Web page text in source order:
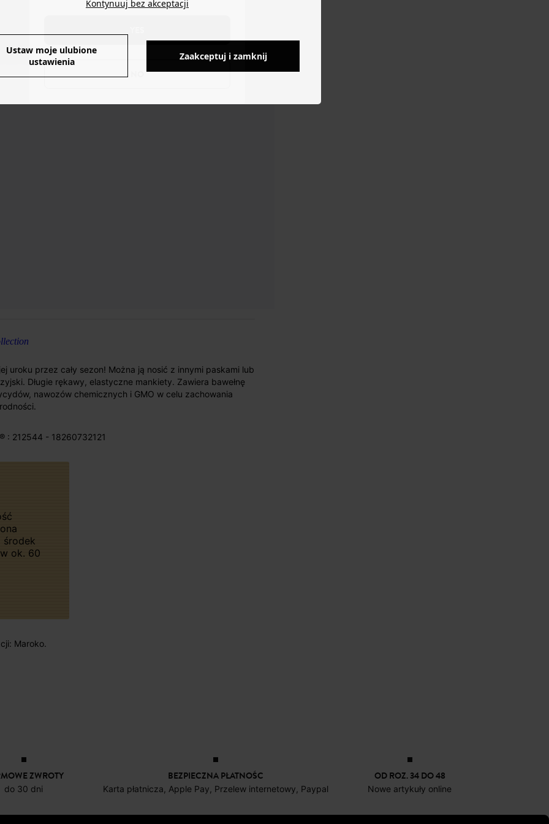
uroku przez cały sezon! Można ją nosić z innymi paskami lub
Długie rękawy, elastyczne mankiety. Zawiera bawełnę
nawozów chemicznych i GMO w celu zachowania
: 212544 - 18260732121
środek
ok. 60
Maroko.
ZWROTY
do 30 dni
BEZPIECZNA PŁATNOŚC
Karta płatnicza, Apple Pay, Przelew internetowy, Paypal
OD ROZ. 34 DO 48
Nowe artykuły online
Kontynuuj bez akceptacji
Ustaw moje ulubione
ustawienia
Zaakceptuj i zamknij